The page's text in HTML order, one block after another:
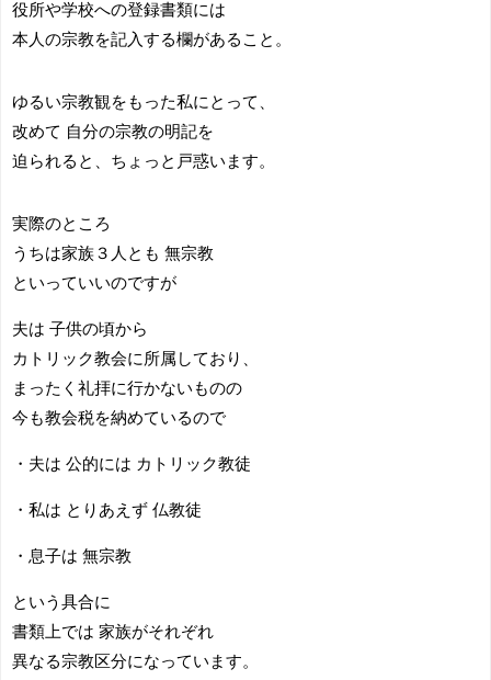
役所や学校への登録書類には
本人の宗教を記入する欄があること。
ゆるい宗教観をもった私にとって、
改めて 自分の宗教の明記を
迫られると、ちょっと戸惑います。
実際のところ
うちは家族３人とも 無宗教
といっていいのですが
夫は 子供の頃から
カトリック教会に所属しており、
まったく礼拝に行かないものの
今も教会税を納めているので
・夫は 公的には カトリック教徒
・私は とりあえず 仏教徒
・息子は 無宗教
という具合に
書類上では 家族がそれぞれ
異なる宗教区分になっています。